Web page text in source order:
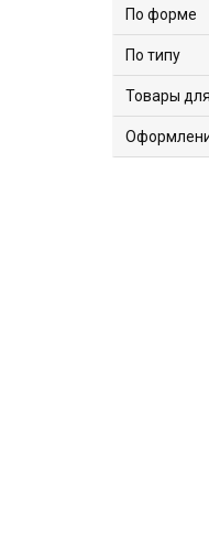
По форме
По типу
Товары